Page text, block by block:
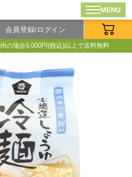
MENU
会員登録/ログイン
の場合9,000円(税込)以上で送料無料